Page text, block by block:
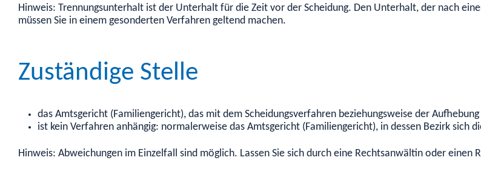
Hinweis: Trennungsunterhalt ist der Unterhalt für die Zeit vor der Scheidung. Den Unterhalt, der nach
müssen Sie in einem gesonderten Verfahren geltend machen.
Zuständige Stelle
das Amtsgericht (Familiengericht), das mit dem Scheidungsverfahren beziehungsweise der
ist kein Verfahren anhängig: normalerweise das Amtsgericht (Familiengericht), in dessen Bezirk sich
Hinweis: Abweichungen im Einzelfall sind möglich. Lassen Sie sich durch eine Rechtsanwältin oder einen